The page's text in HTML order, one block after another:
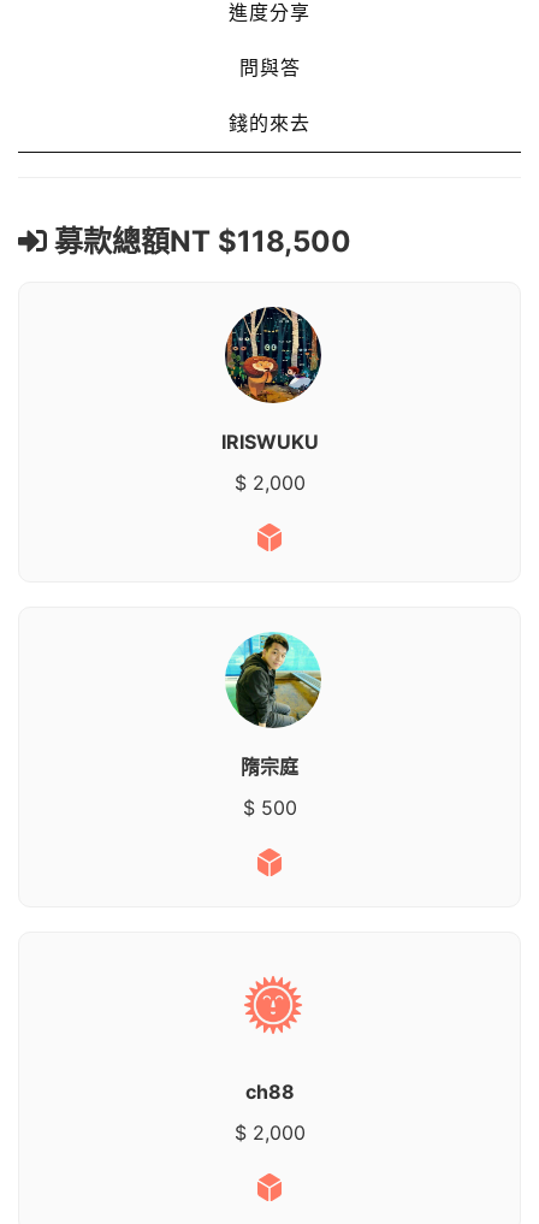
進度分享
問與答
錢的來去
募款總額NT $118,500
IRISWUKU
$ 2,000
隋宗庭
$ 500
ch88
$ 2,000